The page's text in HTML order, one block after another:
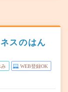
スのはん
み WEB登録OK